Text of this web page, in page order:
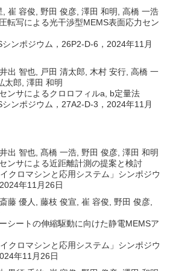
, 崔 容俊, 野田 俊彦, 澤田 和明, 高橋 一浩
転写による光干渉型MEMS表面応力セン
ンポジウム，26P2-D-6，2024年11月
出 智也, 戸田 清太郎, 木村 安行, 高橋 一
太郎, 澤田 和明
ンサによるクロロフィルa, b定量法
ンポジウム，27A2-D-3，2024年11月
出 智也, 髙橋 一浩, 野田 俊彦, 澤田 和明
ンサによる近距離計測の提案と検討
クロマシンと応用システム」シンポジウ
年11月26日
藤 優人, 藤枝 俊宣, 崔 容俊, 野田 俊彦,
シートの伸縮駆動に向けた静電MEMSア
クロマシンと応用システム」シンポジウ
年11月26日